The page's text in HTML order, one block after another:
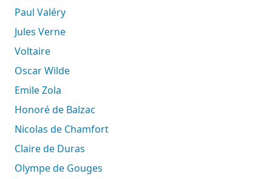
Paul Valéry
Jules Verne
Voltaire
Oscar Wilde
Emile Zola
Honoré de Balzac
Nicolas de Chamfort
Claire de Duras
Olympe de Gouges